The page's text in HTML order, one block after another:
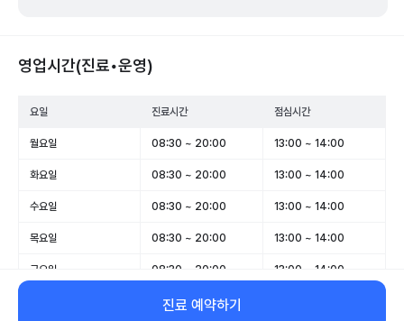
영업시간(진료•운영)
요일 진료시간 점심시간
월요일 08:30 ~ 20:00 13:00 ~ 14:00
화요일 08:30 ~ 20:00 13:00 ~ 14:00
수요일 08:30 ~ 20:00 13:00 ~ 14:00
목요일 08:30 ~ 20:00 13:00 ~ 14:00
금요일 08:30 ~ 20:00 13:00 ~ 14:00
08:30 ~ 14:30
진료 예약하기